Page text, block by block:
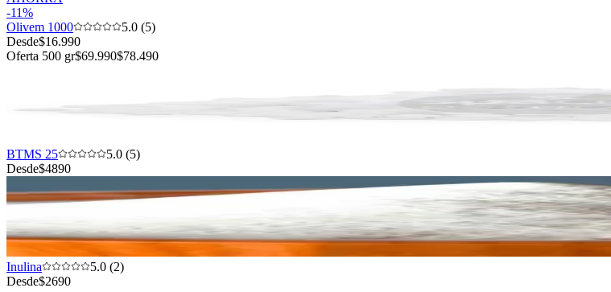
-11%
Olivem 1000
5.0 (5)
Desde$16.990
Oferta 500 gr$69.990$78.490
BTMS 25
5.0 (5)
Desde$4890
Inulina
5.0 (2)
Desde$2690